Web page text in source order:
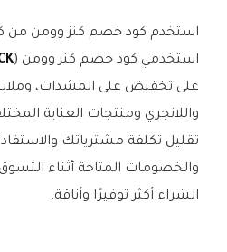
استخدم كود خصم كنز وومن من
استخدمي كود خصم كنز وومن (
على تخفيض على المشدات،
واللانجري ومنتجات العناية
تقليل تكلفة مشترياتك
والخصومات المتاحة أثناء
الشراء أكثر توفيرًا وأناقة.